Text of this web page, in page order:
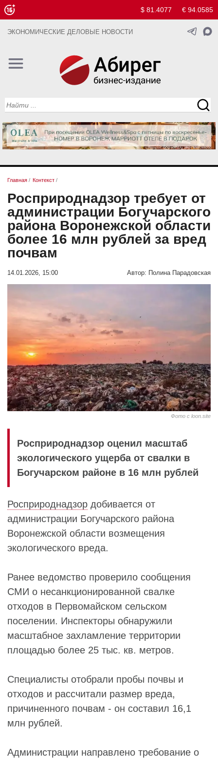
$ 81.4077 € 94.0585
ЭКОНОМИЧЕСКИЕ ДЕЛОВЫЕ НОВОСТИ
Главная / Контекст /
Росприроднадзор требует от
администрации Богучарского
района Воронежской области
более 16 млн рублей за вред
почвам
14.01.2026, 15:00 Автор: Полина Парадовская
Фото с loon.site
Росприроднадзор оценил масштаб
экологического ущерба от свалки в
Богучарском районе в 16 млн рублей
Росприроднадзор добивается от
администрации Богучарского района
Воронежской области возмещения
экологического вреда.
Ранее ведомство проверило сообщения
СМИ о несанкционированной свалке
отходов в Первомайском сельском
поселении. Инспекторы обнаружили
масштабное захламление территории
площадью более 25 тыс. кв. метров.
Специалисты отобрали пробы почвы и
отходов и рассчитали размер вреда,
причиненного почвам - он составил 16,1
млн рублей.
Администрации направлено требование о